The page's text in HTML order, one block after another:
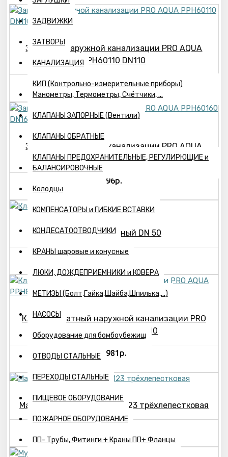
ЗАДВИЖКИ
ЗАТВОРЫ
КАНАЛИЗАЦИЯ
КИП (Контрольно-измерительные приборы)
Манометры, Термометры, Счётчики, ...
КЛАПАНЫ ЗАПОРНЫЕ (Вентили)
КЛАПАНЫ ОБРАТНЫЕ
КЛАПАНЫ ПРЕДОХРАНИТЕЛЬНЫЕ, РЕГУЛИРЮЩИЕ и
БАЛАНСИРОВОЧНЫЕ
Колодцы
КОМПЕНСАТОРЫ и ГИБКИЕ ВСТАВКИ
КОНДЕСАТООТВОДЧИКИ
КРАНЫ шаровые и конусные
ЛЮКИ, ДОЖДЕПРИЕМНИКИ и КОВЕРА
МЕТИЗЫ (Болт,Гайка,Шайба,Шпилька,...)
НАСОСЫ
Оборудование для бомбоубежищ
ОТВОДЫ СТАЛЬНЫЕ
ПЕРЕХОДЫ СТАЛЬНЫЕ
ПИЩЕВОЕ ОБОРУДОВАНИЕ
ПОЖАРНОЕ ОБОРУДОВАНИЕ
ПП- Трубы, Фитинги + Краны ПП+ Фланцы
Заглушка наружной канализации PRO AQUA
PPH60110 DN110
66р.
Заглушка наружной канализации PRO AQUA
PPH60160 DN160
96р.
Клапан обратный DN 50
1389р.
Клапан обратный наружной канализации PRO
AQUA PPH80110 DN110
2981р.
Манжета переходная 110х123 трёхлепестковая